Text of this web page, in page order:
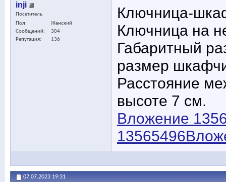
inji
Посетитель
Пол
Женский
Сообщений
304
Репутация
136
Ключница-
Ключница на
Габаритный
размер
Расстояние
высоте 7 см.
Вложение
13565496
07.07.2023 19:31